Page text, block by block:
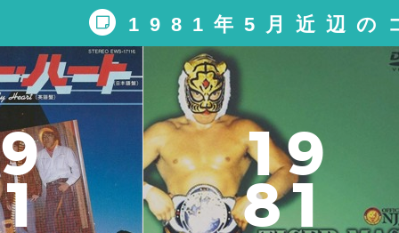
1981年5月近辺の
9
1
19
81